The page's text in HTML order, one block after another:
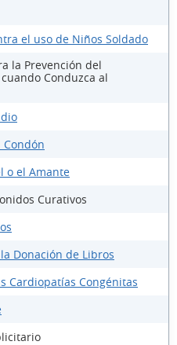
el uso de Niños Soldado
la Prevención del
Conduzca al
o el Amante
Curativos
Donación de Libros
Cardiopatías Congénitas